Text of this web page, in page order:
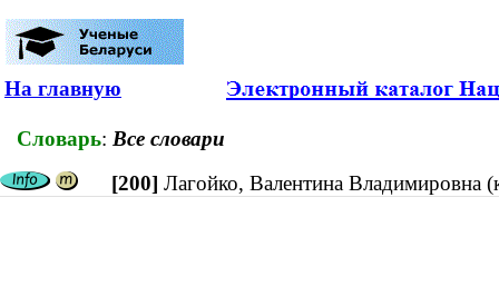
На главную
Словарь: Все словари
[200] Лагойко, Валентина Владимировна